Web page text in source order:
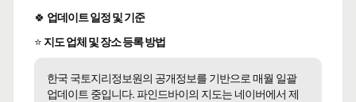
🍀 업데이트 일정 및 기준
⭐ 지도 업체 및 장소 등록 방법
한국 국토지리정보원의 공개정보를 기반으로 매월 일괄
업데이트 중입니다. 파인드바이의 지도는 네이버에서 제